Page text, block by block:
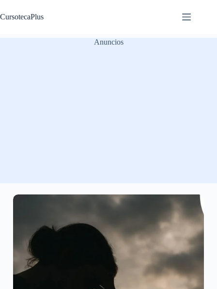
al
contenido
CursotecaPlus
Anuncios